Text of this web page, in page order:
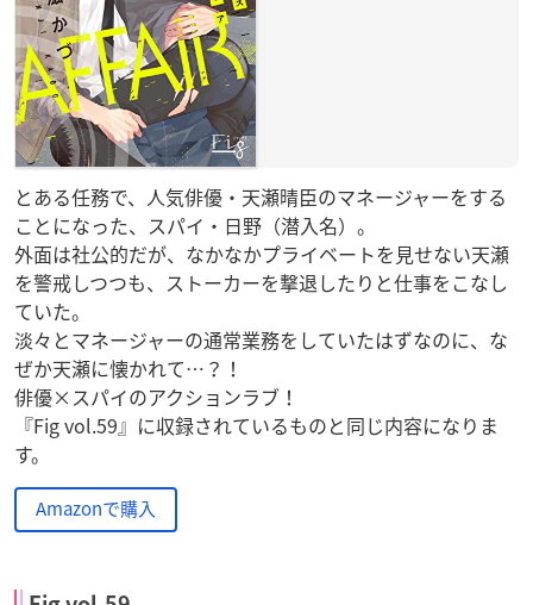
とある任務で、人気俳優・天瀬晴臣のマネージャーをする
ことになった、スパイ・日野（潜入名）。
外面は社公的だが、なかなかプライベートを見せない天瀬
を警戒しつつも、ストーカーを撃退したりと仕事をこなし
ていた。
淡々とマネージャーの通常業務をしていたはずなのに、な
ぜか天瀬に懐かれて…？！
俳優×スパイのアクションラブ！
『Fig vol.59』に収録されているものと同じ内容になりま
す。
Amazonで購入